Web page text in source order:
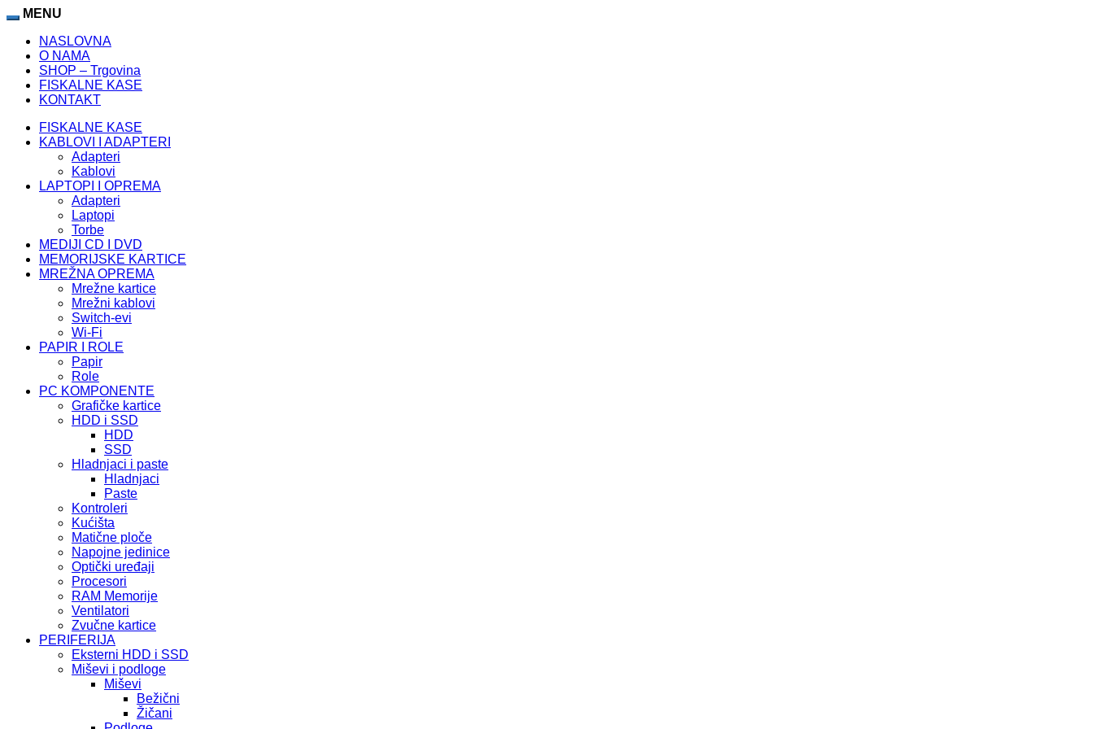
MENU
NASLOVNA
O NAMA
SHOP – Trgovina
FISKALNE KASE
KONTAKT
FISKALNE KASE
KABLOVI I ADAPTERI
Adapteri
Kablovi
LAPTOPI I OPREMA
Adapteri
Laptopi
Torbe
MEDIJI CD I DVD
MEMORIJSKE KARTICE
MREŽNA OPREMA
Mrežne kartice
Mrežni kablovi
Switch-evi
Wi-Fi
PAPIR I ROLE
Papir
Role
PC KOMPONENTE
Grafičke kartice
HDD i SSD
HDD
SSD
Hladnjaci i paste
Hladnjaci
Paste
Kontroleri
Kućišta
Matične ploče
Napojne jedinice
Optički uređaji
Procesori
RAM Memorije
Ventilatori
Zvučne kartice
PERIFERIJA
Eksterni HDD i SSD
Miševi i podloge
Miševi
Bežični
Žičani